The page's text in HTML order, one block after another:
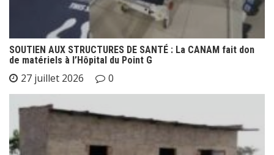
SOUTIEN AUX STRUCTURES DE SANTÉ : La CANAM fait don
de matériels à l’Hôpital du Point G
27 juillet 2026 0